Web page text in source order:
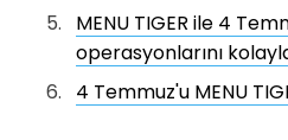
MENU TIGER ile 4
operasyonlarını
4 Temmuz'u MENU